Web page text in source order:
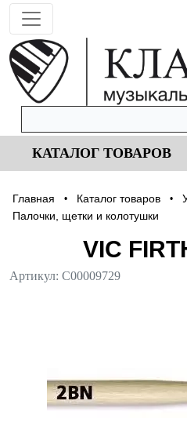
КАТАЛОГ ТОВАРОВ
Главная • Каталог товаров •
Палочки, щетки и колотушки
VIC
Артикул: С00009729